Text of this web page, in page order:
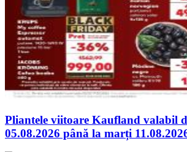
Pliantele viitoare Kaufland valabil
05.08.2026 până la marți